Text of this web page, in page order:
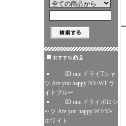
ID one ドライTシャ
ツ Are you happy NV/WT ラ
イトブルー
ID one ドライポロシ
ャツ Are you happy WT/NV
ホワイト